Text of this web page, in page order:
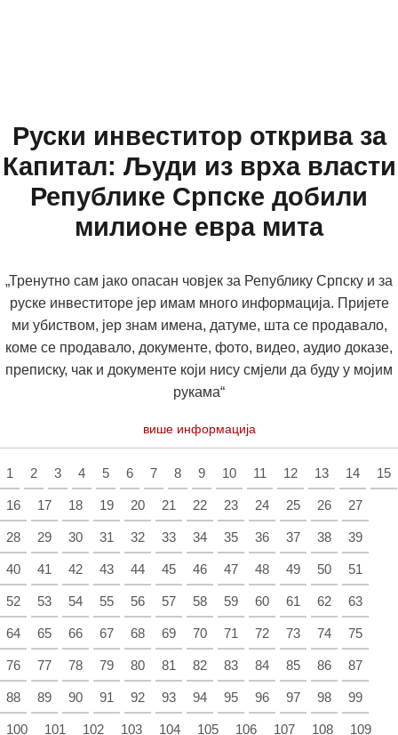
Руски инвеститор открива за
Капитал: Људи из врха власти
Републике Српске добили
милионе евра мита
„Тренутно сам јако опасан човјек за Републику Српску и за
руске инвеститоре јер имам много информација. Пријете
ми убиством, јер знам имена, датуме, шта се продавало,
коме се продавало, документе, фото, видео, аудио доказе,
преписку, чак и документе који нису смјели да буду у мојим
рукама“
више информација
1 2 3 4 5 6 7 8 9 10 11 12 13 14 15
16 17 18 19 20 21 22 23 24 25 26 27
28 29 30 31 32 33 34 35 36 37 38 39
40 41 42 43 44 45 46 47 48 49 50 51
52 53 54 55 56 57 58 59 60 61 62 63
64 65 66 67 68 69 70 71 72 73 74 75
76 77 78 79 80 81 82 83 84 85 86 87
88 89 90 91 92 93 94 95 96 97 98 99
100 101 102 103 104 105 106 107 108 109